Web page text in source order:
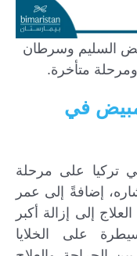
السليم وسرطان
متأخرة.
في
تركيا على مرحلة
إضافةً إلى عمر
إلى إزالة أكبر
على الخلايا